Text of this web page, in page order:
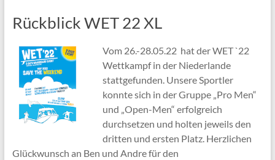
Rückblick WET 22 XL
Vom 26.-28.05.22 hat der WET `22
Wettkampf in der Niederlande
stattgefunden. Unsere Sportler
konnte sich in der Gruppe „Pro Men“
und „Open-Men“ erfolgreich
durchsetzen und holten jeweils den
dritten und ersten Platz. Herzlichen
Glückwunsch an Ben und Andre für den